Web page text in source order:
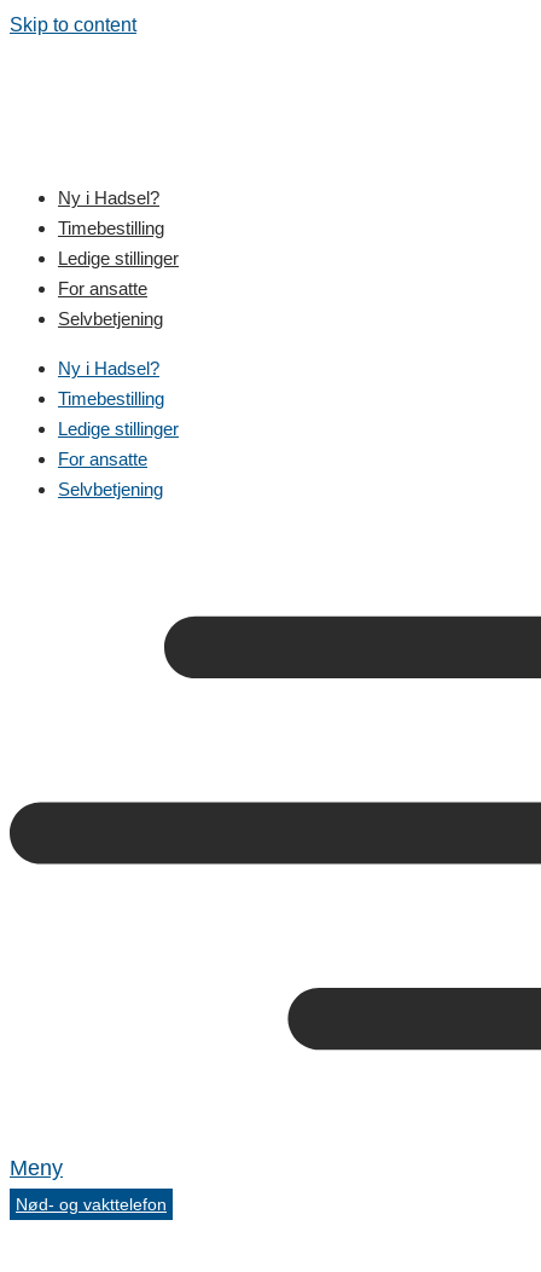
Skip to content
Ny i Hadsel?
Timebestilling
Ledige stillinger
For ansatte
Selvbetjening
Ny i Hadsel?
Timebestilling
Ledige stillinger
For ansatte
Selvbetjening
Meny
Nød- og vakttelefon